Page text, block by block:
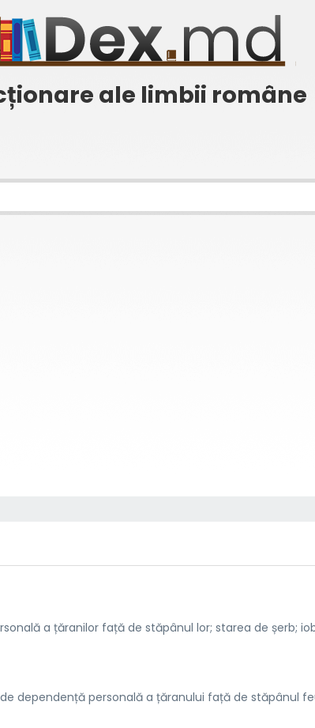
ale limbii române
a țăranilor față de stăpânul lor; starea de șerb;
dependență personală a țăranului față de stăpânul